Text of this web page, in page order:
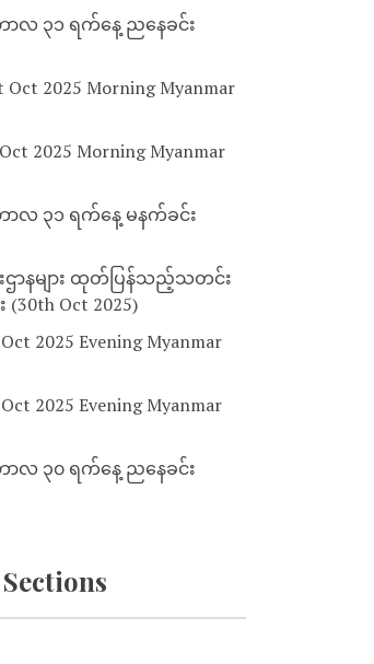
လ ၃၁ ရက်နေ့ ညနေခင်း
Oct 2025 Morning Myanmar
2025 Morning Myanmar
လ ၃၁ ရက်နေ့ မနက်ခင်း
းဌာနများ ထုတ်ပြန်သည့်သတင်း
Oct 2025)
2025 Evening Myanmar
2025 Evening Myanmar
လ ၃၀ ရက်နေ့ ညနေခင်း
Sections